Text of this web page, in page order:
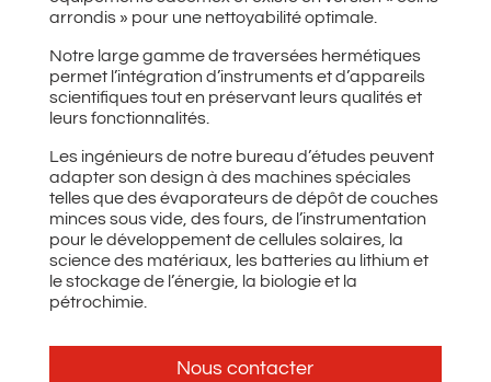
arrondis » pour une nettoyabilité optimale.
Notre large gamme de traversées hermétiques
permet l’intégration d’instruments et d’appareils
scientifiques tout en préservant leurs qualités et
leurs fonctionnalités.
Les ingénieurs de notre bureau d’études peuvent
adapter son design à des machines spéciales
telles que des évaporateurs de dépôt de couches
minces sous vide, des fours, de l’instrumentation
pour le développement de cellules solaires, la
science des matériaux, les batteries au lithium et
le stockage de l’énergie, la biologie et la
pétrochimie.
Nous contacter